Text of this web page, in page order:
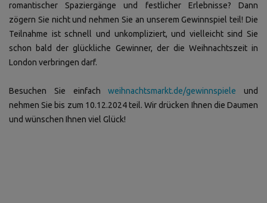
romantischer Spaziergänge und festlicher Erlebnisse? Dann
zögern Sie nicht und nehmen Sie an unserem Gewinnspiel teil! Die
Teilnahme ist schnell und unkompliziert, und vielleicht sind Sie
schon bald der glückliche Gewinner, der die Weihnachtszeit in
London verbringen darf.
Besuchen Sie einfachweihnachtsmarkt.de/gewinnspiele und
nehmen Sie bis zum 10.12.2024 teil. Wir drücken Ihnen die Daumen
und wünschen Ihnen viel Glück!